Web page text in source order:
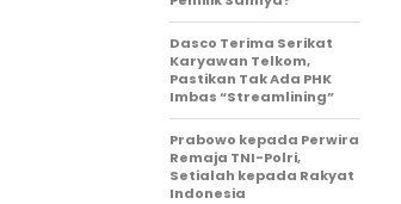
Dasco Terima Serikat
Karyawan Telkom,
Pastikan Tak Ada PHK
Imbas “Streamlining”
Prabowo kepada Perwira
Remaja TNI-Polri,
Setialah kepada Rakyat
Indonesia